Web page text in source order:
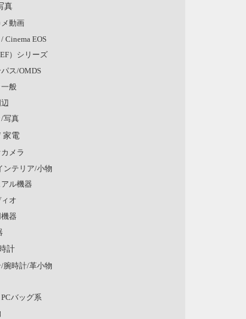
真
動画
Cinema EOS
）シリーズ
ス/OMDS
般
写真
家電
メラ
ンテリア/小物
ル機器
オ
器
計
腕時計/革小物
バッグ系